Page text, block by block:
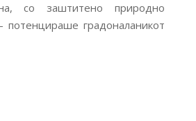
со заштитено природно
потенцираше градоналаникот